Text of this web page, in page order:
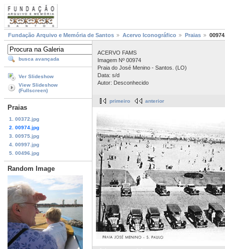
Fundação Arquivo e Memória de Santos Acervo Iconográfico Praias
busca avançada
Ver Slideshow
View Slideshow
(Fullscreen)
Praias
1. 00372.jpg
2. 00974.jpg
3. 00975.jpg
4. 00997.jpg
5. 00496.jpg
Random Image
ACERVO FAMS
Imagem Nº 00974
Praia do José Menino - Santos. (LO)
Data: s/d
Autor: Desconhecido
primeiro anterior